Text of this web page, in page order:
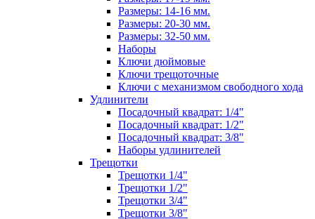
Размеры: 14-16 мм.
Размеры: 20-30 мм.
Размеры: 32-50 мм.
Наборы
Ключи дюймовые
Ключи трещоточные
Ключи с механизмом свободного хода
Удлинители
Посадочный квадрат: 1/4"
Посадочный квадрат: 1/2"
Посадочный квадрат: 3/8"
Наборы удлинителей
Трещотки
Трещотки 1/4"
Трещотки 1/2"
Трещотки 3/4"
Трещотки 3/8"